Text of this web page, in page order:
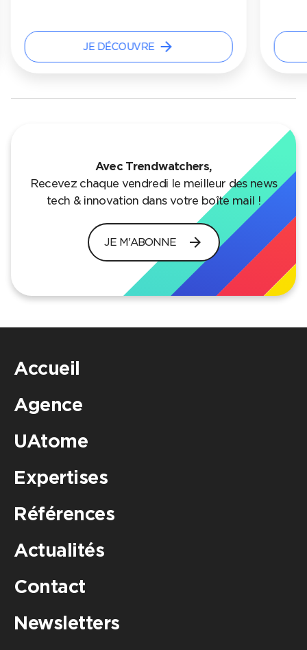
JE DÉCOUVRE arrow_forward
Avec Trendwatchers,
Recevez chaque vendredi le meilleur des news
tech & innovation dans votre boîte mail !
JE M'ABONNE arrow_forward
Accueil
Agence
UAtome
Expertises
Références
Actualités
Contact
Newsletters